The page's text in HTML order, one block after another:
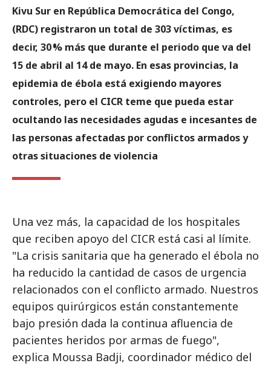
Kivu Sur en República Democrática del Congo,
(RDC) registraron un total de 303 víctimas, es
decir, 30 % más que durante el periodo que va del
15 de abril al 14 de mayo. En esas provincias, la
epidemia de ébola está exigiendo mayores
controles, pero el CICR teme que pueda estar
ocultando las necesidades agudas e incesantes de
las personas afectadas por conflictos armados y
otras situaciones de violencia
Una vez más, la capacidad de los hospitales
que reciben apoyo del CICR está casi al límite.
"La crisis sanitaria que ha generado el ébola no
ha reducido la cantidad de casos de urgencia
relacionados con el conflicto armado. Nuestros
equipos quirúrgicos están constantemente
bajo presión dada la continua afluencia de
pacientes heridos por armas de fuego",
explica Moussa Badji, coordinador médico del